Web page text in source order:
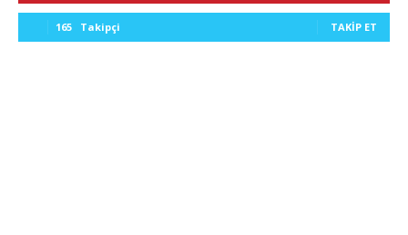
165 Takipçi TAKIP ET